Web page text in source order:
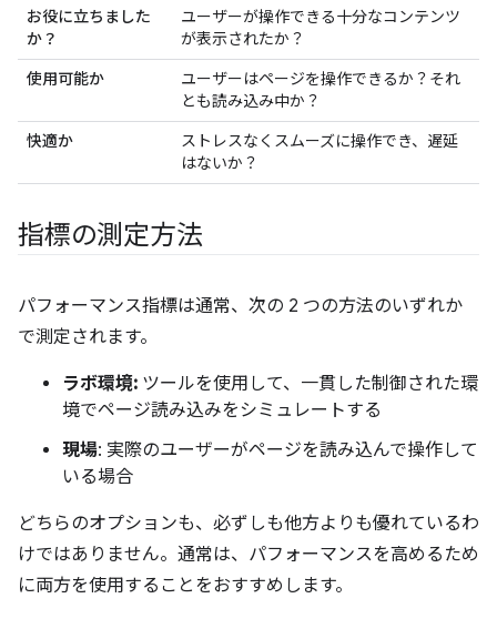
お役に立ちました
か？
ユーザーが操作できる十分なコンテンツ
が表示されたか？
使用可能か
ユーザーはページを操作できるか？それ
とも読み込み中か？
快適か
ストレスなくスムーズに操作でき、遅延
はないか？
指標の測定方法
パフォーマンス指標は通常、次の 2 つの方法のいずれか
で測定されます。
ラボ環境: ツールを使用して、一貫した制御された環
境でページ読み込みをシミュレートする
現場: 実際のユーザーがページを読み込んで操作して
いる場合
どちらのオプションも、必ずしも他方よりも優れているわ
けではありません。通常は、パフォーマンスを高めるため
に両方を使用することをおすすめします。